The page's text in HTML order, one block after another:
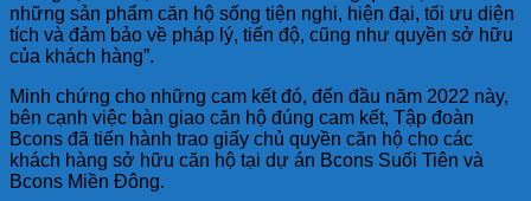
những sản phẩm căn hộ sống tiện nghi, hiện đại, tối ưu diện
tích và đảm bảo về pháp lý, tiến độ, cũng như quyền sở hữu
của khách hàng”.
Minh chứng cho những cam kết đó, đến đầu năm 2022 này,
bên cạnh việc bàn giao căn hộ đúng cam kết, Tập đoàn
Bcons đã tiến hành trao giấy chủ quyền căn hộ cho các
khách hàng sở hữu căn hộ tại dự án Bcons Suối Tiên và
Bcons Miền Đông.